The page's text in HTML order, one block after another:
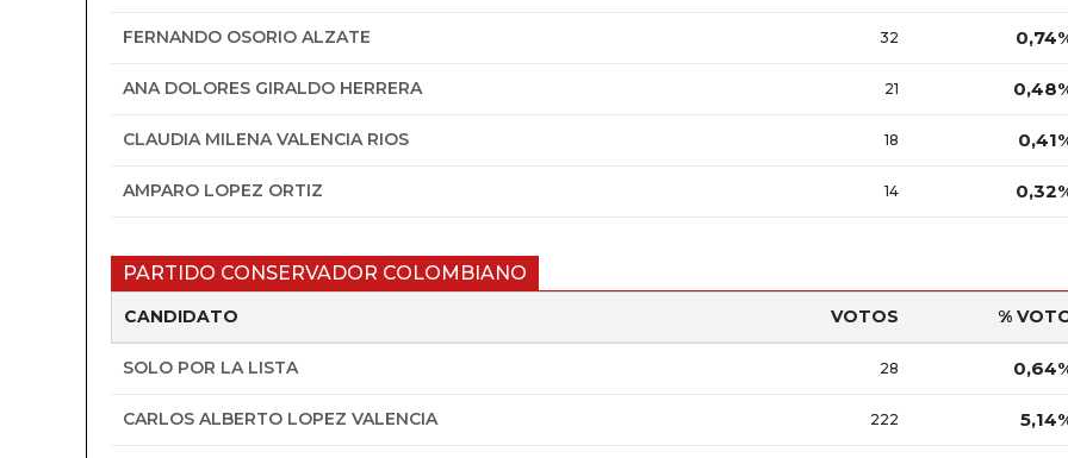
FERNANDO OSORIO ALZATE 32
ANA DOLORES GIRALDO HERRERA 21
CLAUDIA MILENA VALENCIA RIOS 18
AMPARO LOPEZ ORTIZ 14
PARTIDO CONSERVADOR COLOMBIANO
CANDIDATO VOTOS %
SOLO POR LA LISTA 28
CARLOS ALBERTO LOPEZ VALENCIA 222